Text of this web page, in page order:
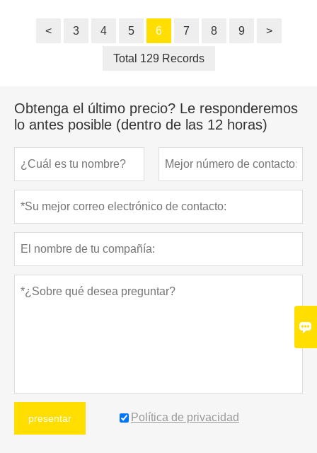
< 3 4 5 6 7 8 9 >
Total 129 Records
Obtenga el último precio? Le responderemos
lo antes posible (dentro de las 12 horas)
presentar Política de privacidad
